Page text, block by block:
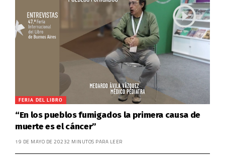
FERIA DEL LIBRO
“En los pueblos fumigados la primera causa de
muerte es el cáncer”
19 DE MAYO DE 20232 MINUTOS PARA LEER